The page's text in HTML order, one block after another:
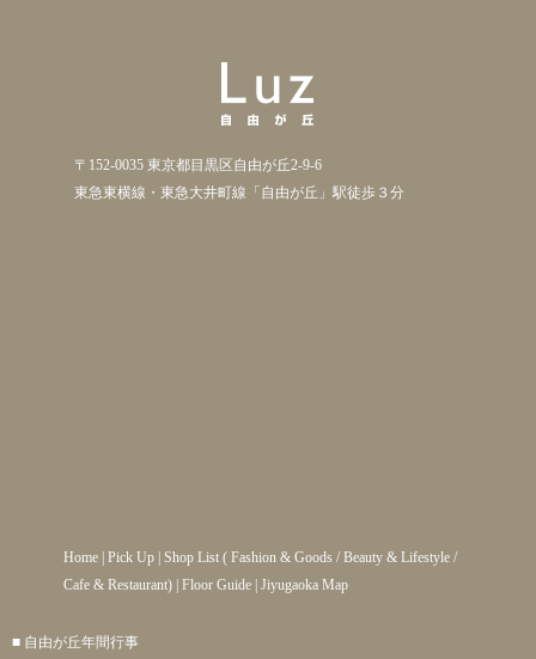
〒152-0035 東京都目黒区自由が丘2-9-6
東急東横線・東急大井町線「自由が丘」駅徒歩３分
Home| Pick Up| Shop List( Fashion & Goods / Beauty & Lifestyle/
Cafe & Restaurant) | Floor Guide| Jiyugaoka Map
■ 自由が丘年間行事